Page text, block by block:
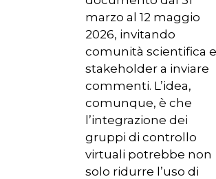
marzo al 12 maggio
2026, invitando
comunità scientifica e
stakeholder a inviare
commenti. L’idea,
comunque, è che
l’integrazione dei
gruppi di controllo
virtuali potrebbe non
solo ridurre l’uso di